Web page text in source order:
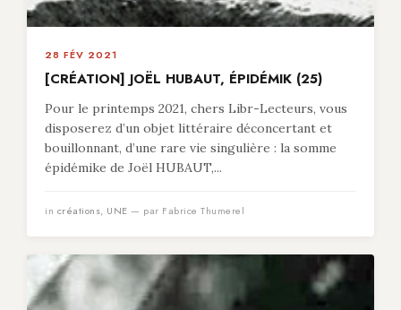
28 FÉV 2021
[CRÉATION] JOËL HUBAUT, ÉPIDÉMIK (25)
Pour le printemps 2021, chers Libr-Lecteurs, vous
disposerez d’un objet littéraire déconcertant et
bouillonnant, d’une rare vie singulière : la somme
épidémike de Joël HUBAUT,...
in créations, UNE — par Fabrice Thumerel